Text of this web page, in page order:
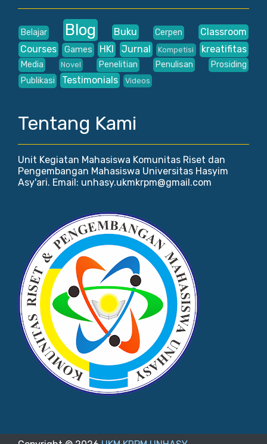
Belajar Blog Buku Cerpen
Classroom
Courses
Games HKI Jurnal Kompetisi kreatifitas
Media Novel Penelitian Penulisan
Prosiding
Publikasi
Testimonials Videos
Tentang Kami
Unit Kegiatan Mahasiswa Komunitas Riset dan
Pengembangan Mahasiswa Universitas Hasyim
Asy'ari. Email: unhasy.ukmkrpm@gmail.com